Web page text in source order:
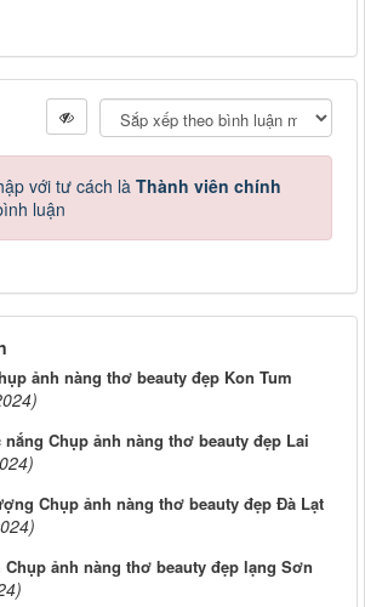
với tư cách là Thành viên chính
luận
ảnh nàng thơ beauty đẹp Kon Tum
Chụp ảnh nàng thơ beauty đẹp Lai
Chụp ảnh nàng thơ beauty đẹp Đà Lạt
ảnh nàng thơ beauty đẹp lạng Sơn